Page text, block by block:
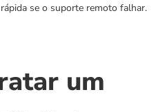
se o suporte remoto falhar.
um